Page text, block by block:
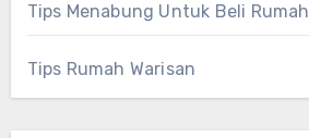
Tips Menabung Untuk Beli Rumah
Tips Rumah Warisan